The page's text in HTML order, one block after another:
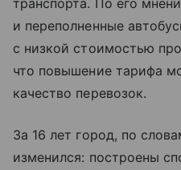
и переполненные
с низкой стоимостью
что повышение тарифа
качество перевозок.
За 16 лет город, по
изменился: построены